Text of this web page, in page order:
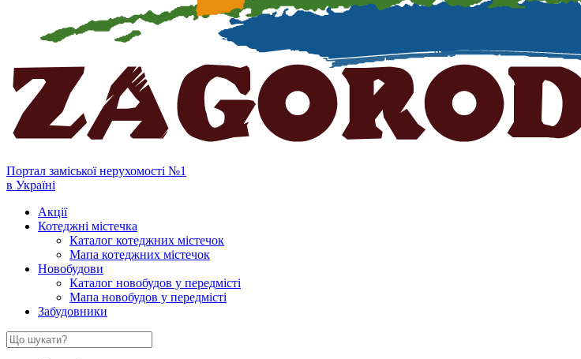
Портал заміської нерухомості №1
в Україні
Акції
Котеджні містечка
Каталог котеджних містечок
Мапа котеджних містечок
Новобудови
Каталог новобудов у передмісті
Мапа новобудов у передмісті
Забудовники